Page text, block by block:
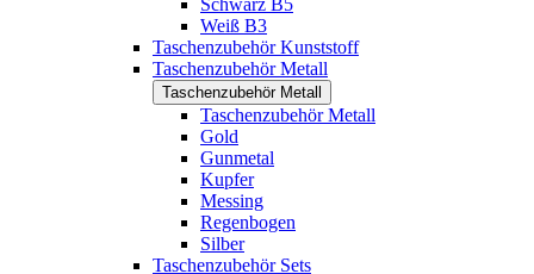
Schwarz B5
Weiß B3
Taschenzubehör Kunststoff
Taschenzubehör Metall
Taschenzubehör Metall
Taschenzubehör Metall
Gold
Gunmetal
Kupfer
Messing
Regenbogen
Silber
Taschenzubehör Sets